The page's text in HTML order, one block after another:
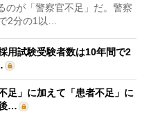
が「警察官不足」だ。警察
2分の1以…
用試験受験者数は10年間で2
足」に加えて「患者不足」に
…